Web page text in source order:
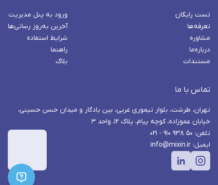
تست رایگان
تعرفه‌ها
مشاوره
درباره‌ما
مستندات
ورود به پنل مدیریت
آخرین به‌روز رسانی‌ها
شرایط استفاده
راهنما
بلاگ
تماس با ما
تهران، طرشت، بلوار تیموری غربی، بین یادگار و میدان حسن حسینی،
خیابان عموزاده، کوچه پیام، پلاک ۱۲، واحد ۳
تلفن: ۵۰ ۹۳۸ ۹۱۰ - ۰۲۱
ایمیل: info@mixin.ir